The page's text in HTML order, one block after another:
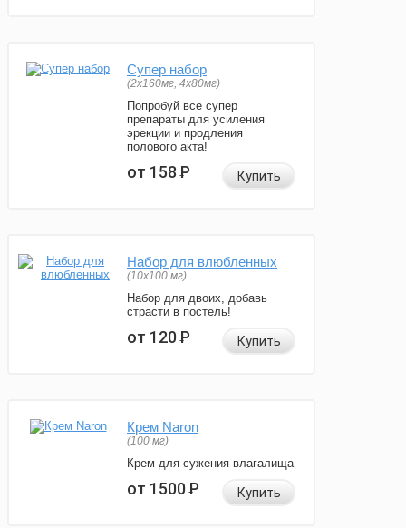
Супер набор
(2х160мг, 4х80мг)
Попробуй все супер
препараты для усиления
эрекции и продления
полового акта!
от 158Р Купить
Набор для влюбленных
(10х100 мг)
Набор для двоих, добавь
страсти в постель!
от 120Р Купить
Крем Naron
(100 мг)
Крем для сужения влагалища
от 1500Р Купить